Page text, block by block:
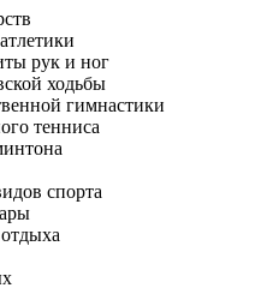
рук и ног
ходьбы
гимнастики
тенниса
спорта